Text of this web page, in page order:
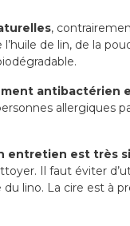
,
de lin, de la
antibactérien
allergiques
entretien est très
Il faut éviter
lino. La cire est à